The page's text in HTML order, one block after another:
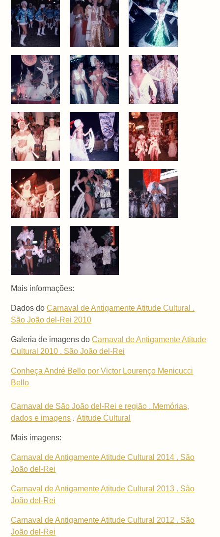
Mais informações:
Dados doCarnaval de Antigamente Atitude Cultural .
São João del-Rei 2010
Galeria de imagens doCarnaval de Antigamente Atitude
Cultural 2010 . São João del-Rei
Conheça André Bello por Victor Lourenço Menicucci
Bello
Carnaval de São João del-Rei e região . Memórias,
dados e imagens .Atitude Cultural
Mais imagens:
Carnaval de Antigamente Atitude Cultural 2014 . São
João del-Rei
Carnaval de Antigamente Atitude Cultural 2013 . São
João del-Rei
Carnaval de Antigamente Atitude Cultural 2012 . São
João del-Rei